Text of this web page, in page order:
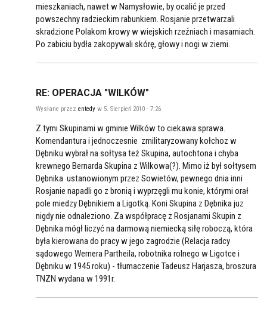
mieszkaniach, nawet w Namysłowie, by ocalić je przed
powszechny radzieckim rabunkiem. Rosjanie przetwarzali
skradzione Polakom krowy w wiejskich rzeźniach i masarniach.
Po zabiciu bydła zakopywali skórę, głowy i nogi w ziemi.
RE: OPERACJA "WILKÓW"
Wysłane przez entedy w 5. Sierpień 2010 - 7:26
Z tymi Skupinami w gminie Wilków to ciekawa sprawa.
Komendantura i jednoczesnie zmilitaryzowany kołchoz w
Dębniku wybrał na sołtysa też Skupina, autochtona i chyba
krewnego Bernarda Skupina z Wilkowa(?). Mimo iż był sołtysem
Dębnika ustanowionym przez Sowietów, pewnego dnia inni
Rosjanie napadli go z bronią i wyprzęgli mu konie, którymi orał
pole miedzy Dębnikiem a Ligotką. Koni Skupina z Dębnika juz
nigdy nie odnaleziono. Za współpracę z Rosjanami Skupin z
Dębnika mógł liczyć na darmową niemiecką siłę roboczą, która
była kierowana do pracy w jego zagrodzie (Relacja radcy
sądowego Wernera Partheila, robotnika rolnego w Ligotce i
Dębniku w 1945 roku) - tłumaczenie Tadeusz Harjasza, broszura
TNZN wydana w 1991r.